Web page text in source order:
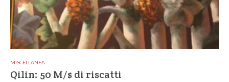
MISCELLANEA
Qilin: 50 M/$ di riscatti